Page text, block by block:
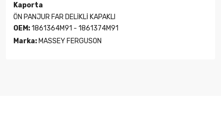
Kaporta
ÖN PANJUR FAR DELİKLİ KAPAKLI
OEM:1861364M91 - 1861374M91
Marka: MASSEY FERGUSON